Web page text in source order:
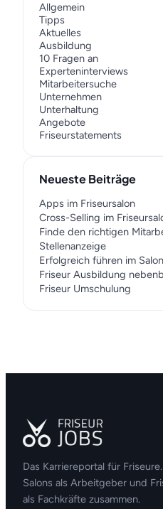
Allgemein
Tipps
Aktuelles
Ausbildung
10 Fragen an
Experteninterviews
Mitarbeitersuche
Unternehmen
Unterhaltung
Angebote
Friseurstatements
Neueste Beiträge
Apps im Friseursalon
Cross-Selling im
Finde den richtigen
Stellenanzeige
Erfolgreich führen im
Friseur Ausbildung
Friseur Umschulung
Das Karriereportal für
Salons als Arbeitgeber und
als Fachkräfte zusammen.